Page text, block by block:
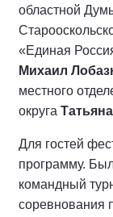
областной
«Единая
Михаил
местного
округа
Для гостей
программу.
командный
соревнования